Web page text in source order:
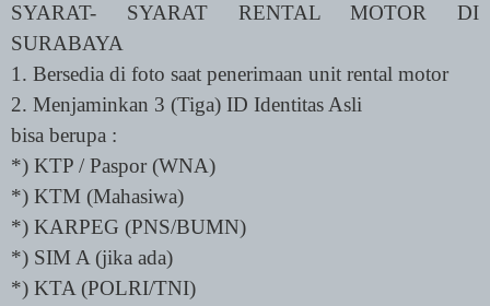
SYARAT- SYARAT RENTAL MOTOR DI
SURABAYA
1. Bersedia di foto saat penerimaan unit rental motor
2. Menjaminkan 3 (Tiga) ID Identitas Asli
bisa berupa :
*) KTP / Paspor (WNA)
*) KTM (Mahasiwa)
*) KARPEG (PNS/BUMN)
*) SIM A (jika ada)
*) KTA (POLRI/TNI)